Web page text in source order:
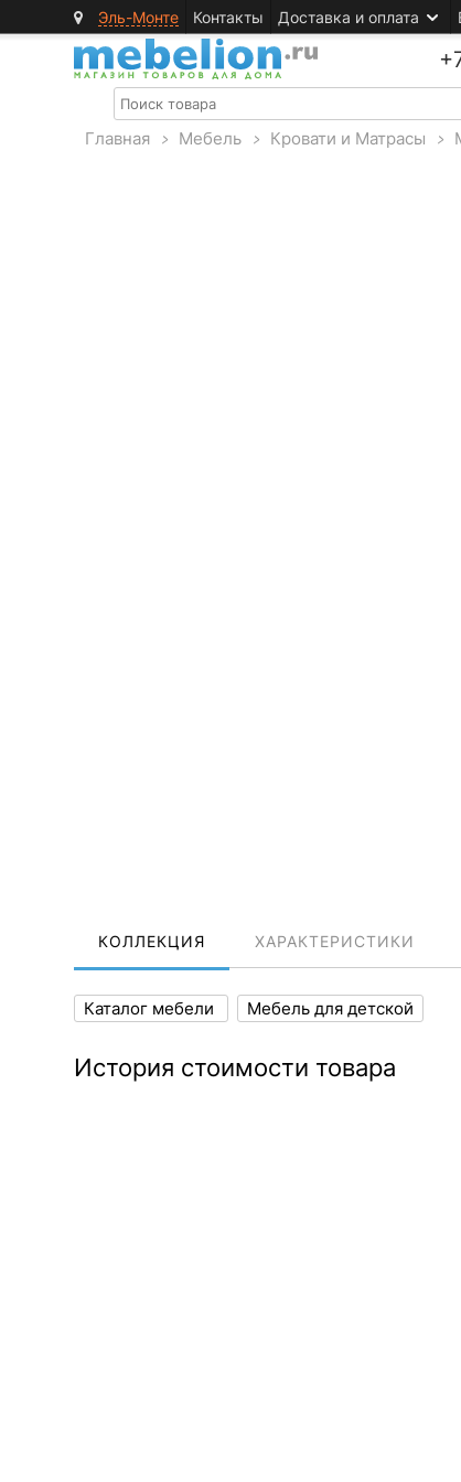
Эль-Монте Контакты Доставка и оплата
Главная > Мебель > Кровати и Матрасы >
КОЛЛЕКЦИЯ ХАРАКТЕРИСТИКИ
Каталог мебели Мебель для детской
История стоимости товара